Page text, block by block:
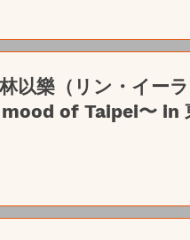
以樂（リン・イー
of Taipei〜 in